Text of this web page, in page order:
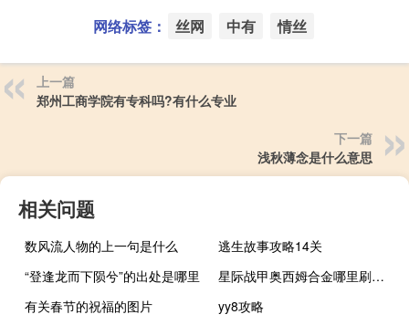
网络标签： 丝网 中有 情丝
上一篇
郑州工商学院有专科吗?有什么专业
下一篇
浅秋薄念是什么意思
相关问题
数风流人物的上一句是什么
逃生故事攻略14关
“登逢龙而下陨兮”的出处是哪里
星际战甲奥西姆合金哪里刷（星际战甲奥西姆合金最好刷的地方）
有关春节的祝福的图片
yy8攻略